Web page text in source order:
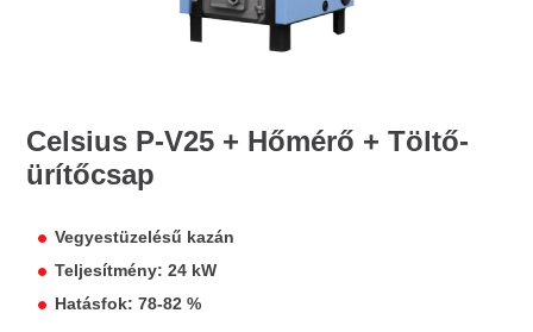
Celsius P-V25 + Hőmérő + Töltő-
ürítőcsap
Vegyestüzelésű kazán
Teljesítmény: 24 kW
Hatásfok: 78-82 %